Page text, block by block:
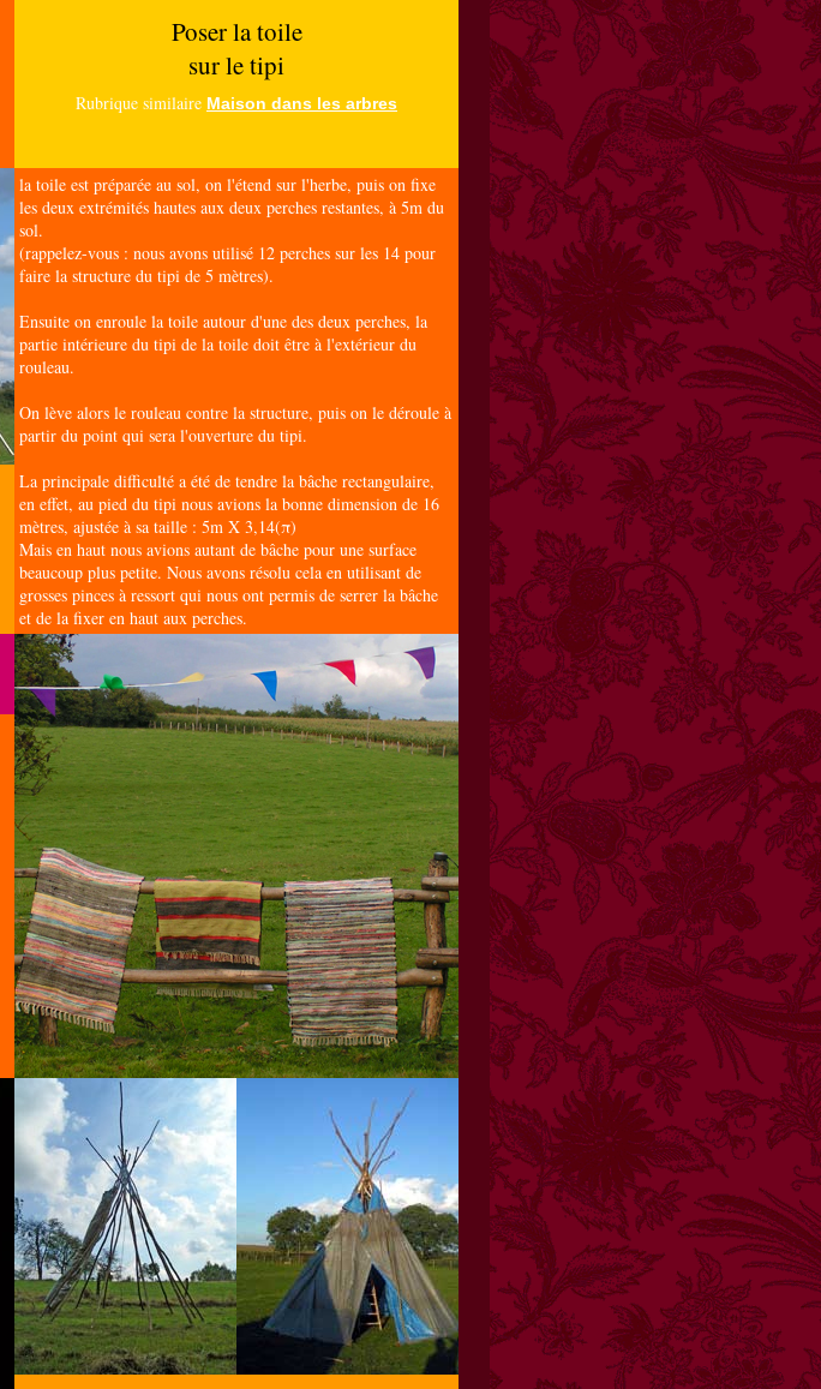
Poser la toile
sur le tipi
Rubrique similaire Maison dans les arbres
la toile est préparée au sol, on l'étend sur l'herbe, puis on fixe
les deux extrémités hautes aux deux perches restantes, à 5m du
sol.
(rappelez-vous : nous avons utilisé 12 perches sur les 14 pour
faire la structure du tipi de 5 mètres).
Ensuite on enroule la toile autour d'une des deux perches, la
partie intérieure du tipi de la toile doit être à l'extérieur du
rouleau.
On lève alors le rouleau contre la structure, puis on le déroule à
partir du point qui sera l'ouverture du tipi.
La principale difficulté a été de tendre la bâche rectangulaire,
en effet, au pied du tipi nous avions la bonne dimension de 16
mètres, ajustée à sa taille : 5m X 3,14(π)
Mais en haut nous avions autant de bâche pour une surface
beaucoup plus petite. Nous avons résolu cela en utilisant de
grosses pinces à ressort qui nous ont permis de serrer la bâche
et de la fixer en haut aux perches.